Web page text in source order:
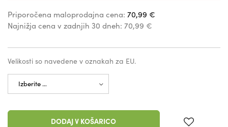
Priporočena maloprodajna cena: 70,99 €
Najnižja cena v zadnjih 30 dneh: 70,99 €
Velikosti so navedene v oznakah za EU.
DODAJ V KOŠARICO